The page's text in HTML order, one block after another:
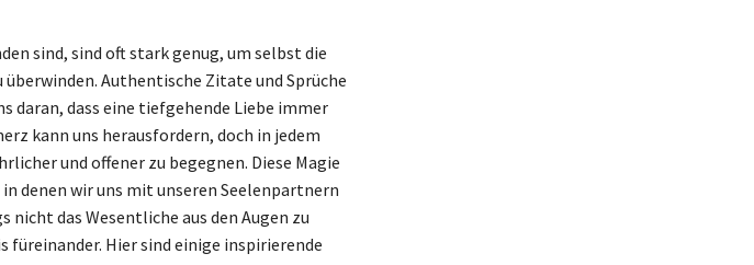
sind, sind oft stark genug, um selbst die
Authentische Zitate und Sprüche
daran, dass eine tiefgehende Liebe immer
kann uns herausfordern, doch in jedem
und offener zu begegnen. Diese Magie
denen wir uns mit unseren Seelenpartnern
das Wesentliche aus den Augen zu
füreinander. Hier sind einige inspirierende